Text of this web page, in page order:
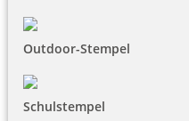
Outdoor-Stempel
Schulstempel